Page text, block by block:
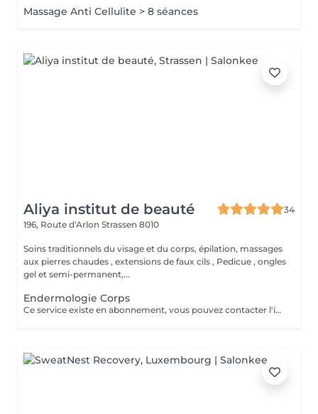
Massage Anti Cellulite > 8 séances
Aliya institut de beauté
34
196, Route d'Arlon Strassen 8010
Soins traditionnels du visage et du corps, épilation, massages
aux pierres chaudes , extensions de faux cils , Pedicue , ongles
gel et semi-permanent,...
Endermologie Corps
Ce service existe en abonnement, vous pouvez contacter l'institut pour de plus amples renseignements.